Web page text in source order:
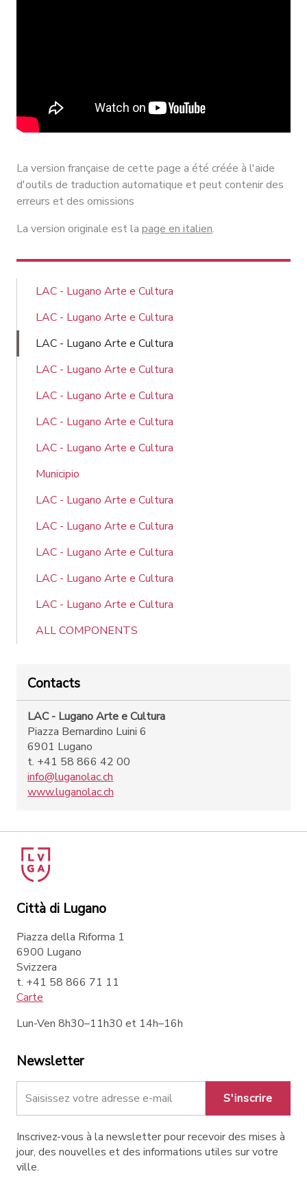
La version française de cette page a été créée à l'aide
d'outils de traduction automatique et peut contenir des
erreurs et des omissions
La version originale est la page en italien.
LAC - Lugano Arte e Cultura
LAC - Lugano Arte e Cultura
LAC - Lugano Arte e Cultura
LAC - Lugano Arte e Cultura
LAC - Lugano Arte e Cultura
LAC - Lugano Arte e Cultura
LAC - Lugano Arte e Cultura
Municipio
LAC - Lugano Arte e Cultura
LAC - Lugano Arte e Cultura
LAC - Lugano Arte e Cultura
LAC - Lugano Arte e Cultura
LAC - Lugano Arte e Cultura
ALL COMPONENTS
Contacts
LAC - Lugano Arte e Cultura
Piazza Bernardino Luini 6
6901 Lugano
t. +41 58 866 42 00
info@luganolac.ch
www.luganolac.ch
Città di Lugano
Piazza della Riforma 1
6900 Lugano
Svizzera
t. +41 58 866 71 11
Carte
Lun-Ven 8h30–11h30 et 14h–16h
Newsletter
S'inscrire
Inscrivez-vous à la newsletter pour recevoir des mises à
jour, des nouvelles et des informations utiles sur votre
ville.